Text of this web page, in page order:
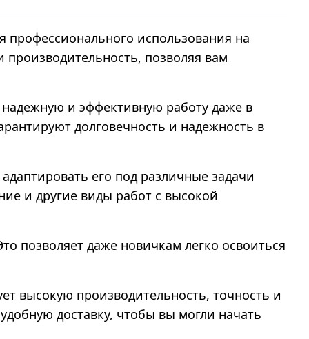
профессионального использования на
позволяя вам
и эффективную работу даже в
долговечность и надежность в
его под различные задачи
и другие виды работ с высокой
позволяет даже новичкам легко освоиться
высокую производительность, точность и
доставку, чтобы вы могли начать